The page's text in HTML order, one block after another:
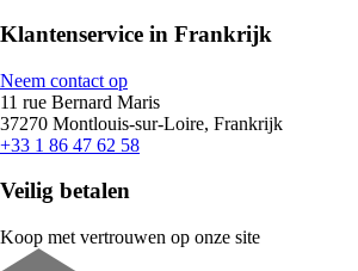
Klantenservice in Frankrijk
Neem contact op
11 rue Bernard Maris
37270 Montlouis-sur-Loire, Frankrijk
+33 1 86 47 62 58
Veilig betalen
Koop met vertrouwen op onze site